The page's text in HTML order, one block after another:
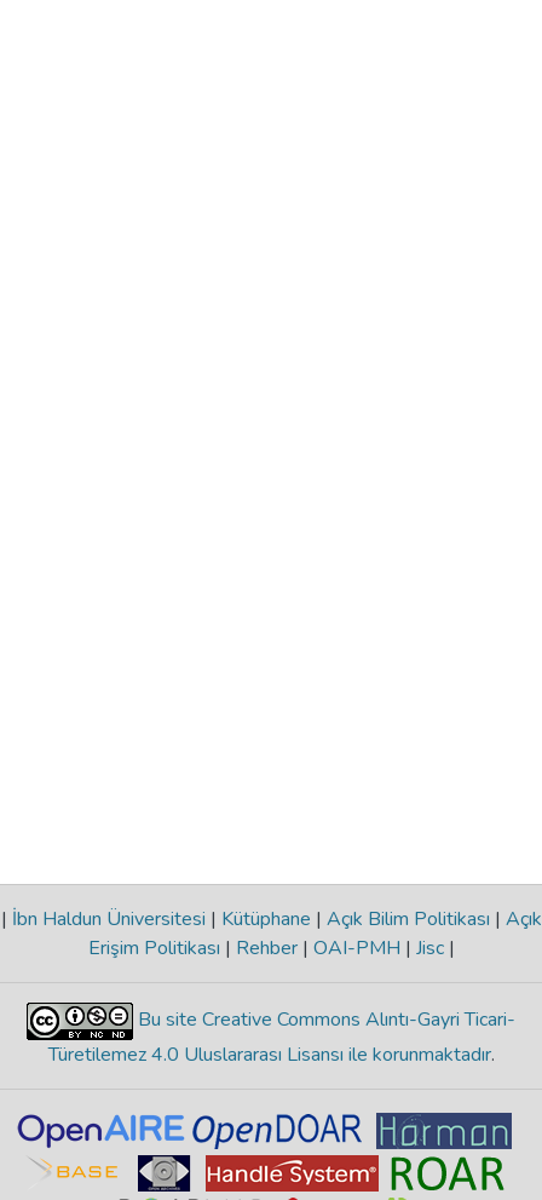
| İbn Haldun Üniversitesi | Kütüphane | Açık Bilim Politikası | Açık
Erişim Politikası | Rehber | OAI-PMH | Jisc |
Bu site Creative Commons Alıntı-Gayri Ticari-
Türetilemez 4.0 Uluslararası Lisansı ile korunmaktadır.